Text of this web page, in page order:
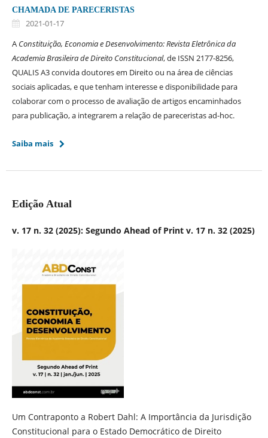
CHAMADA DE PARECERISTAS
2021-01-17
A Constituição, Economia e Desenvolvimento: Revista Eletrônica da
Academia Brasileira de Direito Constitucional, de ISSN 2177-8256,
QUALIS A3 convida doutores em Direito ou na área de ciências
sociais aplicadas, e que tenham interesse e disponibilidade para
colaborar com o processo de avaliação de artigos encaminhados
para publicação, a integrarem a relação de pareceristas ad-hoc.
Saiba mais
Edição Atual
v. 17 n. 32 (2025): Segundo Ahead of Print v. 17 n. 32 (2025)
Um Contraponto a Robert Dahl: A Importância da Jurisdição
Constitucional para o Estado Democrático de Direito